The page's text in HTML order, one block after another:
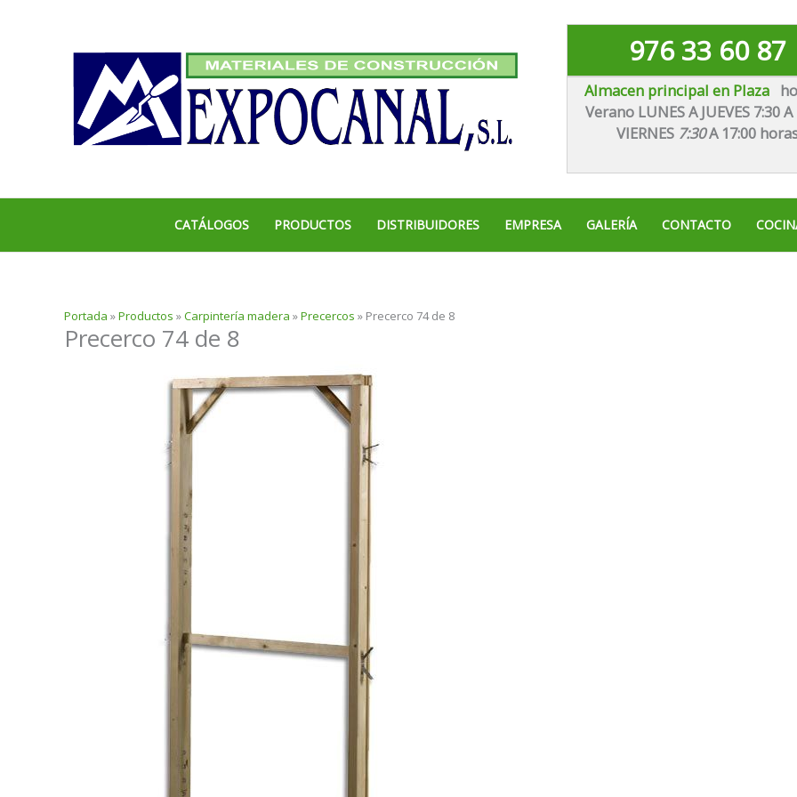
976 33 60 87
Almacen principal en Plaza
Verano LUNES A JUEVES 7:30 A
VIERNES 7:30A 17:00
CATÁLOGOS PRODUCTOS DISTRIBUIDORES EMPRESA GALERÍA CONTACTO
Portada »Productos »Carpintería madera »Precercos » Precerco 74 de 8
Precerco 74 de 8